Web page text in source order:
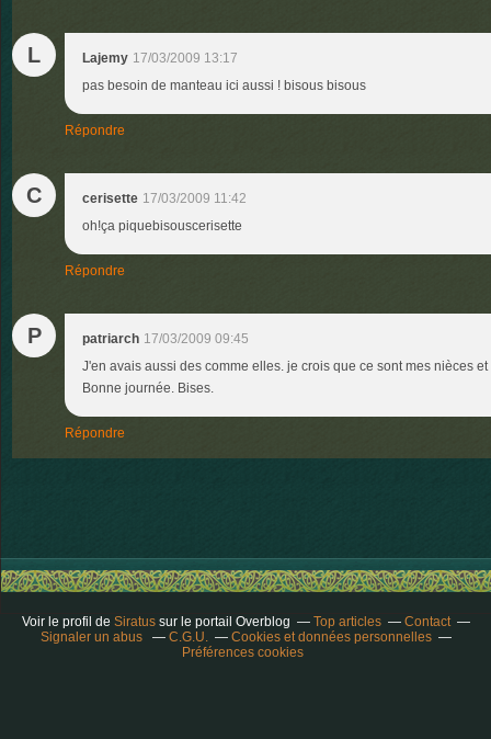
L Lajemy 17/03/2009 13:17
pas besoin de manteau ici aussi ! bisous bisous
Répondre
C cerisette 17/03/2009 11:42
oh!ça piquebisouscerisette
Répondre
P patriarch 17/03/2009 09:45
J'en avais aussi des comme elles. je crois que ce sont mes nièces
Bonne journée. Bises.
Répondre
Voir le profil de Siratussur le portail Overblog Top articles
Contact
Signaler un abus
C.G.U.
Cookies et données personnelles
Préférences cookies